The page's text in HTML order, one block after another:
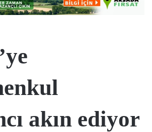
akın ediyor